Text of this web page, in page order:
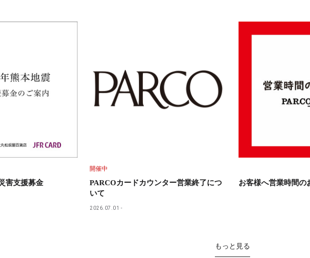
害支援募金
開催中
PARCOカードカウンター営業終了につ
いて
2026.07.01
お客様へ営業時間の
もっと見る